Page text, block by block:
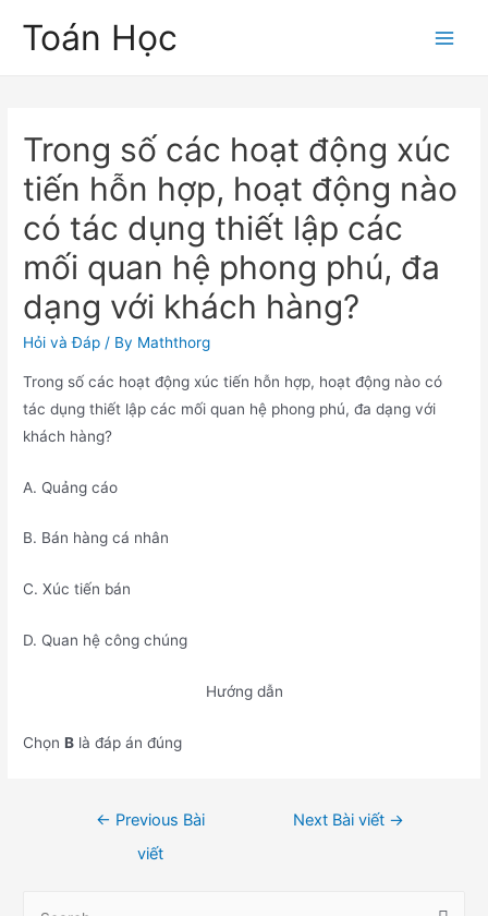
Toán Học
Trong số các hoạt động xúc
tiến hỗn hợp, hoạt động nào
có tác dụng thiết lập các
mối quan hệ phong phú, đa
dạng với khách hàng?
Hỏi và Đáp / By Maththorg
Trong số các hoạt động xúc tiến hỗn hợp, hoạt động nào có
tác dụng thiết lập các mối quan hệ phong phú, đa dạng với
khách hàng?
A. Quảng cáo
B. Bán hàng cá nhân
C. Xúc tiến bán
D. Quan hệ công chúng
Hướng dẫn
ChọnB là đáp án đúng
← Previous Bài
viết
Next Bài viết →